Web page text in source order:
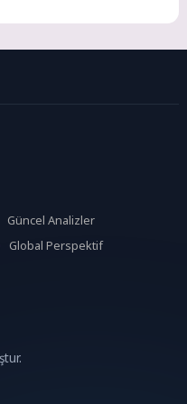
Güncel Analizler
Global Perspektif